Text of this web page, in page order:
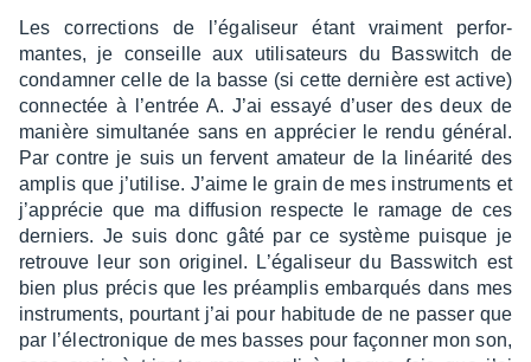
Les correc­tions de l’éga­li­seur étant vrai­ment perfor­
mantes, je conseille aux utili­sa­teurs du Bass­witch de
condam­ner celle de la basse (si cette dernière est active)
connec­tée à l’en­trée A. J’ai essayé d’user des deux de
manière simul­ta­née sans en appré­cier le rendu géné­ral.
Par contre je suis un fervent amateur de la linéa­rité des
amplis que j’uti­lise. J’aime le grain de mes instru­ments et
j’ap­pré­cie que ma diffu­sion respecte le ramage de ces
derniers. Je suis donc gâté par ce système puisque je
retrouve leur son origi­nel. L’éga­li­seur du Bass­witch est
bien plus précis que les préam­plis embarqués dans mes
instru­ments, pour­tant j’ai pour habi­tude de ne passer que
par l’élec­tro­nique de mes basses pour façon­ner mon son,